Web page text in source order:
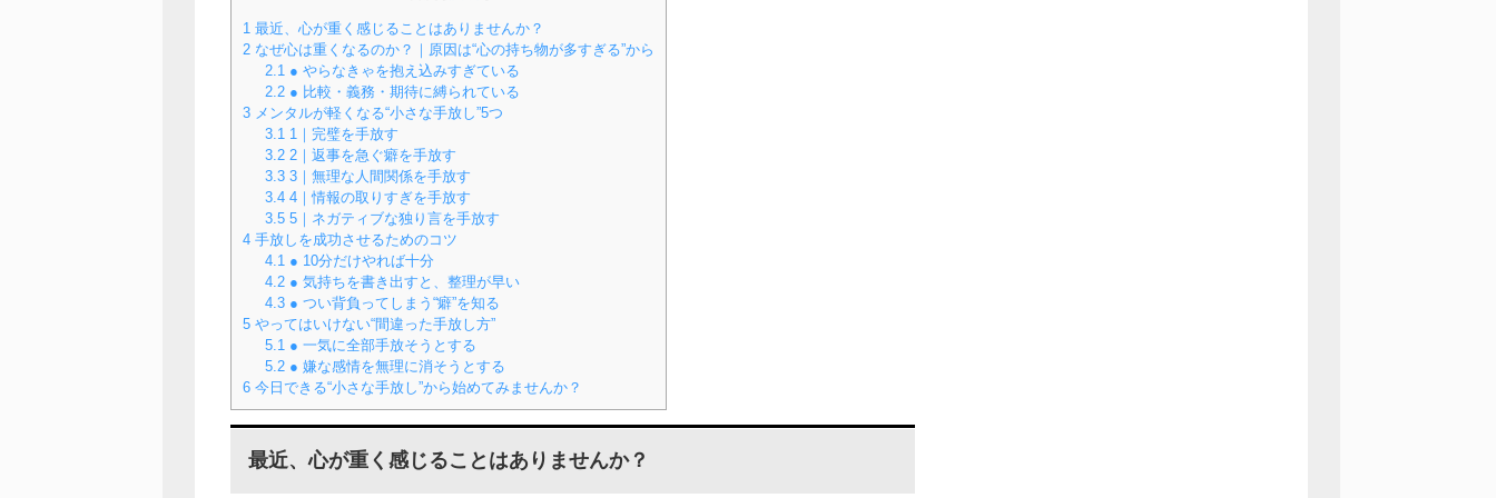
1 最近、心が重く感じることはありませんか？
2 なぜ心は重くなるのか？｜原因は“心の持ち物が多すぎる”から
2.1 ● やらなきゃを抱え込みすぎている
2.2● 比較・義務・期待に縛られている
3 メンタルが軽くなる“小さな手放し”5つ
3.1 1｜完璧を手放す
3.22｜返事を急ぐ癖を手放す
3.33｜無理な人間関係を手放す
3.44｜情報の取りすぎを手放す
3.55｜ネガティブな独り言を手放す
4 手放しを成功させるためのコツ
4.1 ● 10分だけやれば十分
4.2● 気持ちを書き出すと、整理が早い
4.3● つい背負ってしまう“癖”を知る
5 やってはいけない“間違った手放し方”
5.1 ● 一気に全部手放そうとする
5.2● 嫌な感情を無理に消そうとする
6 今日できる“小さな手放し”から始めてみませんか？
最近、心が重く感じることはありませんか？